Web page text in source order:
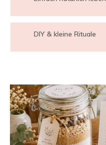
DIY & kleine Rituale